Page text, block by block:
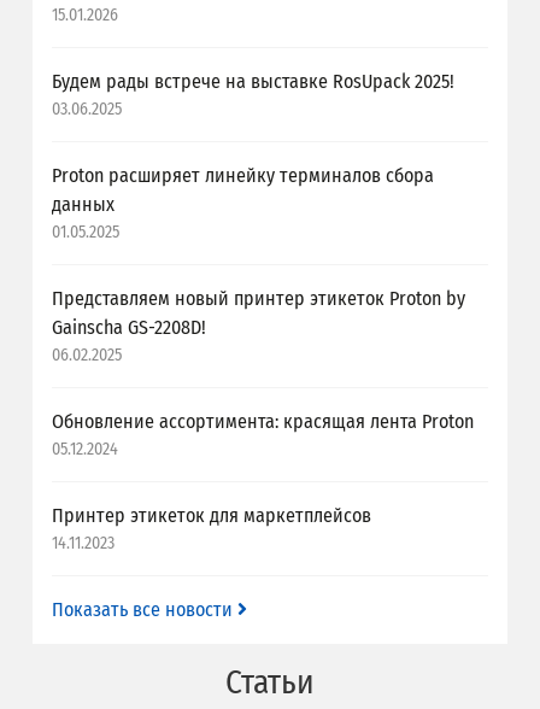
15.01.2026
Будем рады встрече на выставке RosUpack 2025!
03.06.2025
Proton расширяет линейку терминалов сбора
данных
01.05.2025
Представляем новый принтер этикеток Proton by
Gainscha GS-2208D!
06.02.2025
Обновление ассортимента: красящая лента Proton
05.12.2024
Принтер этикеток для маркетплейсов
14.11.2023
Показать все новости
Статьи